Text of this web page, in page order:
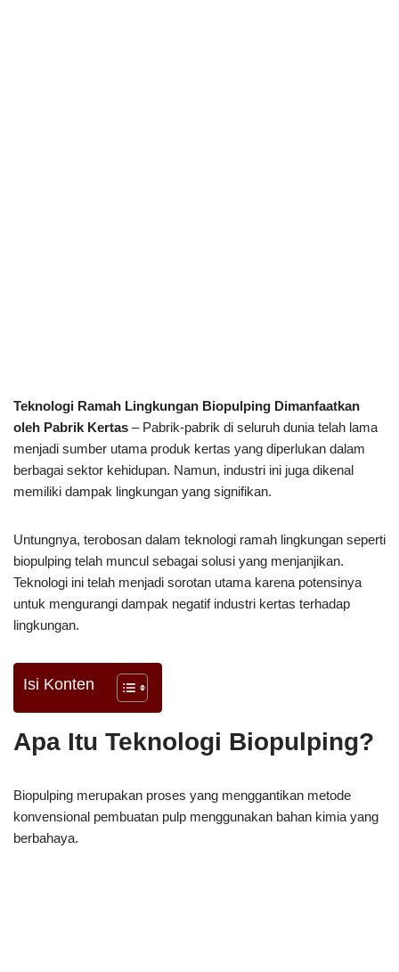
Teknologi Ramah Lingkungan Biopulping Dimanfaatkan
oleh Pabrik Kertas – Pabrik-pabrik di seluruh dunia telah lama
menjadi sumber utama produk kertas yang diperlukan dalam
berbagai sektor kehidupan. Namun, industri ini juga dikenal
memiliki dampak lingkungan yang signifikan.
Untungnya, terobosan dalam teknologi ramah lingkungan seperti
biopulping telah muncul sebagai solusi yang menjanjikan.
Teknologi ini telah menjadi sorotan utama karena potensinya
untuk mengurangi dampak negatif industri kertas terhadap
lingkungan.
Isi Konten
Apa Itu Teknologi Biopulping?
Biopulping merupakan proses yang menggantikan metode
konvensional pembuatan pulp menggunakan bahan kimia yang
berbahaya.